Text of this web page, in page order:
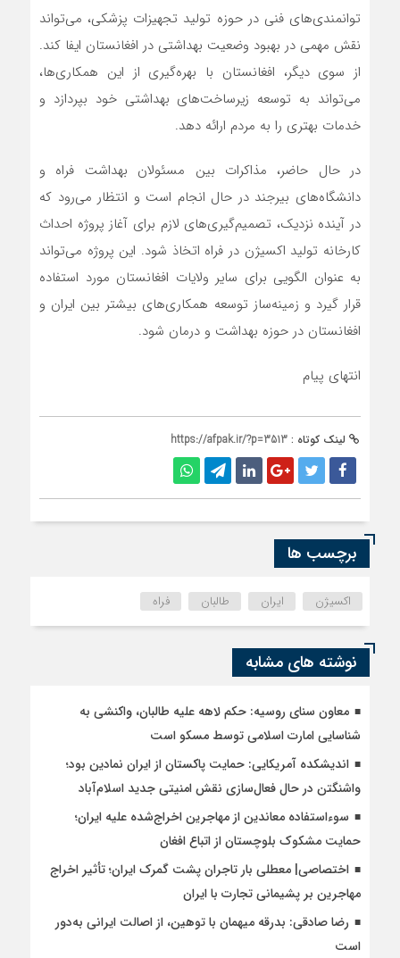
توانمندی‌های فنی در حوزه تولید تجهیزات پزشکی، می‌تواند
نقش مهمی در بهبود وضعیت بهداشتی در افغانستان ایفا کند.
از سوی دیگر، افغانستان با بهره‌گیری از این همکاری‌ها،
می‌تواند به توسعه زیرساخت‌های بهداشتی خود بپردازد و
خدمات بهتری را به مردم ارائه دهد.
در حال حاضر، مذاکرات بین مسئولان بهداشت فراه و
دانشگاه‌های بیرجند در حال انجام است و انتظار می‌رود که
در آینده نزدیک، تصمیم‌گیری‌های لازم برای آغاز پروژه احداث
کارخانه تولید اکسیژن در فراه اتخاذ شود. این پروژه می‌تواند
به عنوان الگویی برای سایر ولایات افغانستان مورد استفاده
قرار گیرد و زمینه‌ساز توسعه همکاری‌های بیشتر بین ایران و
افغانستان در حوزه بهداشت و درمان شود.
انتهای پیام
لینک کوتاه : https://afpak.ir/?p=3513
برچسب ها
اکسیژن ایران طالبان فراه
نوشته های مشابه
معاون سنای روسیه: حکم لاهه علیه طالبان، واکنشی به
شناسایی امارت اسلامی توسط مسکو است
اندیشکده آمریکایی: حمایت پاکستان از ایران نمادین بود؛
واشنگتن در حال فعال‌سازی نقش امنیتی جدید اسلام‌آباد
سوءاستفاده معاندین از مهاجرین اخراج‌شده علیه ایران؛
حمایت مشکوک بلوچستان از اتباع افغان
اختصاصی| معطلی بار تاجران پشت گمرک ایران؛ تأثیر اخراج
مهاجرین بر پشیمانی تجارت با ایران
رضا صادقی: بدرقه میهمان با توهین، از اصالت ایرانی به‌دور
است